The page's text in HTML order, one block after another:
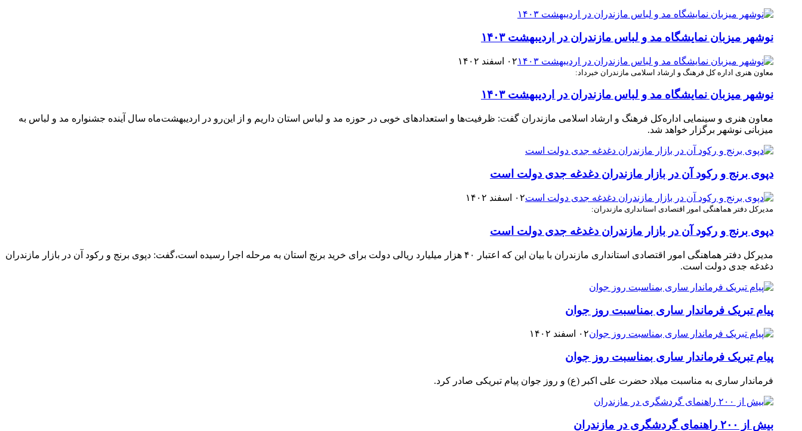
نوشهر میزبان نمایشگاه مد و لباس مازندران در اردیبهشت ۱۴۰۳
۰۲ اسفند ۱۴۰۲
معاون هنری اداره‌ کل فرهنگ و ارشاد اسلامی مازندران خبرداد:
نوشهر میزبان نمایشگاه مد و لباس مازندران در اردیبهشت ۱۴۰۳
معاون هنری و سینمایی اداره‌کل فرهنگ و ارشاد اسلامی مازندران گفت: ظرفیت‌ها و استعدادهای خوبی در حوزه مد و لباس استان داریم و از این‌رو در اردیبهشت‌ماه سال آینده جشنواره مد و لباس به
میزبانی نوشهر برگزار خواهد شد.
دپوی برنج و رکود آن در بازار مازندران دغدغه جدی دولت است
۰۲ اسفند ۱۴۰۲
مدیرکل دفتر هماهنگی امور اقتصادی استانداری مازندران:
دپوی برنج و رکود آن در بازار مازندران دغدغه جدی دولت است
مدیرکل دفتر هماهنگی امور اقتصادی استانداری مازندران با بیان این که اعتبار ۴۰ هزار میلیارد ریالی دولت برای خرید برنج استان به مرحله اجرا رسیده است،گفت: دپوی برنج و رکود آن در بازار مازندران
دغدغه جدی دولت است. ‎
پیام تبریک فرماندار ساری بمناسبت روز جوان
۰۲ اسفند ۱۴۰۲
پیام تبریک فرماندار ساری بمناسبت روز جوان
فرماندار ساری به مناسبت میلاد حضرت علی اکبر (ع) و روز جوان پیام تبریکی صادر کرد. ‎ ‎
بیش از ۲۰۰ راهنمای گردشگری در مازندران